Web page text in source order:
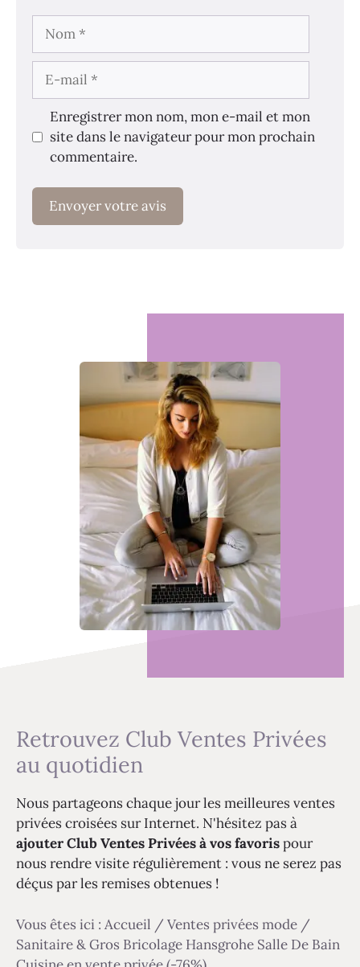
mail
Enregistrer mon nom, mon e-mail et mon
site dans le navigateur pour mon prochain
commentaire.
Retrouvez Club Ventes Privées
au quotidien
Nous partageons chaque jour les meilleures ventes
privées croisées sur Internet. N'hésitez pas à
ajouter Club Ventes Privées à vos favorispour
nous rendre visite régulièrement : vous ne serez pas
déçus par les remises obtenues !
Vous êtes ici : Accueil / Ventes privées mode /
Sanitaire & Gros Bricolage Hansgrohe Salle De Bain